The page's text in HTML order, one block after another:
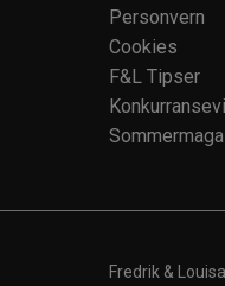
Personvern
Cookies
F&L Tipser
Fredrik &